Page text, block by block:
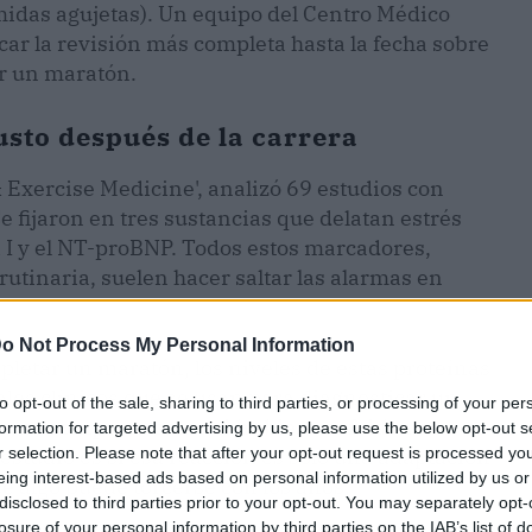
Not Process My Personal Information
opt-out of the sale, sharing to third parties, or processing of your
for targeted advertising by us, please use the below opt-out
selection. Please note that after your opt-out request is processed
interest-based ads based on personal information utilized by us
to third parties prior to your opt-out. You may separately
of your personal information by third parties on the IAB’s list of
agujetas). Un equipo del Centro Médico
la revisión más completa hasta la fecha sobre
un maratón.
después de la carrera
Medicine', analizó 69 estudios con
fijaron en tres sustancias que delatan estrés
el NT-proBNP. Todos estos marcadores,
suelen hacer saltar las alarmas en
un maratón, los niveles de estas proteínas
clínicos que se usan para diagnosticar un
se comporta como si hubiera sufrido una
es si esa reacción es solo una adaptación
algo puede torcerse con los años.